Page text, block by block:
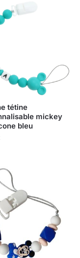
tétine
mickey
bleu